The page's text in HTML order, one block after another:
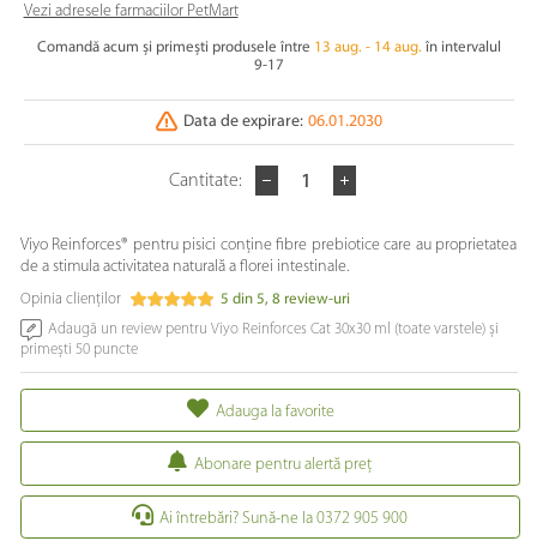
Vezi adresele farmaciilor PetMart
Comandă acum și primești produsele între 13 aug. - 14 aug. în intervalul
9-17
Data de expirare: 06.01.2030
Cantitate:
Viyo Reinforces® pentru pisici conține fibre prebiotice care au proprietatea
de a stimula activitatea naturală a florei intestinale.
Opinia clienților 5 din 5, 8 review-uri
Adaugă un review pentru Viyo Reinforces Cat 30x30 ml (toate varstele) și
primești 50 puncte
Adauga la favorite
Abonare pentru alertă preţ
Ai întrebări? Sună-ne la 0372 905 900